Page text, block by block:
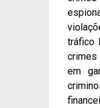
tráfico
em